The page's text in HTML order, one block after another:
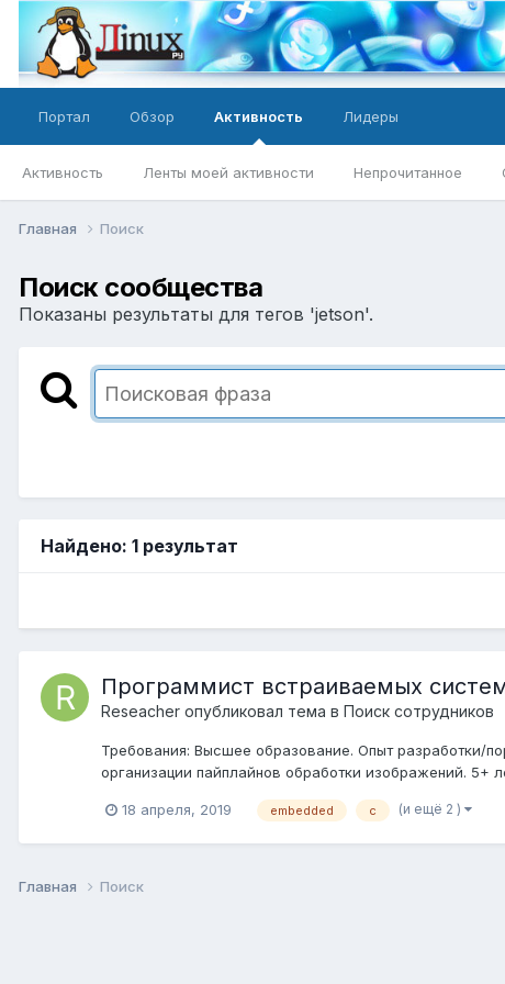
Портал Обзор Активность
Активность Ленты моей активности Непрочитанное
Лидеры
Главная Поиск
Поиск сообщества
Показаны результаты для тегов 'jetson'.
Найдено: 1 результат
Программист встраиваемых
Reseacher опубликовал тема в Поиск сотрудников
Требования: Высшее образование. Опыт разработки/
организации пайплайнов обработки изображений. 5+
18 апреля, 2019 embedded c (и ещё 2 )
Главная Поиск